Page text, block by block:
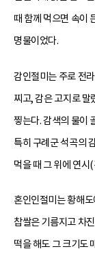
때 함께 먹으면 속이
명물이었다.
감인절미는 주로 전
찌고, 감은 고지로 말
찧는다. 감색의 물이
특히 구례군 석곡의
먹을 때 그 위에 연시
혼인인절미는 황해
찹쌀은 기름지고 차
떡을 해도 그 크기도